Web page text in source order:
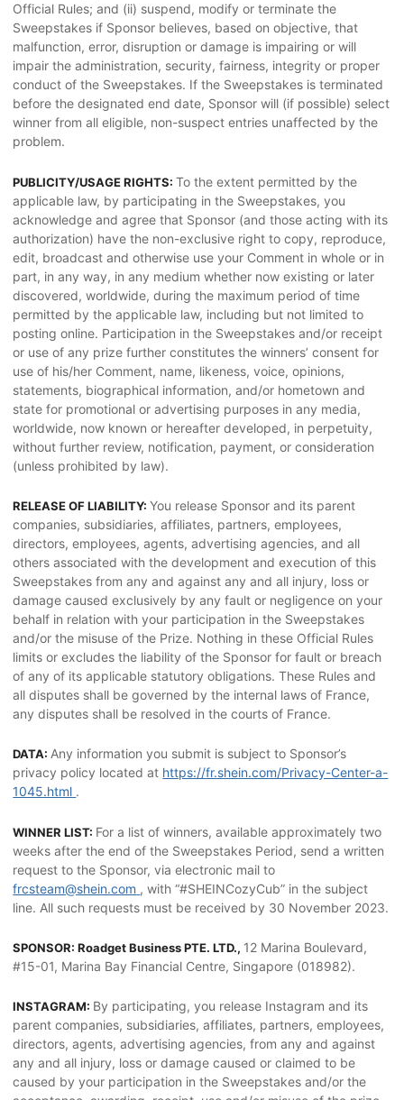
Official Rules; and (ii) suspend, modify or terminate the
Sweepstakes if Sponsor believes, based on objective, that
malfunction, error, disruption or damage is impairing or will
impair the administration, security, fairness, integrity or proper
conduct of the Sweepstakes. If the Sweepstakes is terminated
before the designated end date, Sponsor will (if possible) select
winner from all eligible, non-suspect entries unaffected by the
problem.
PUBLICITY/USAGE RIGHTS:To the extent permitted by the
applicable law, by participating in the Sweepstakes, you
acknowledge and agree that Sponsor (and those acting with its
authorization) have the non-exclusive right to copy, reproduce,
edit, broadcast and otherwise use your Comment in whole or in
part, in any way, in any medium whether now existing or later
discovered, worldwide, during the maximum period of time
permitted by the applicable law, including but not limited to
posting online. Participation in the Sweepstakes and/or receipt
or use of any prize further constitutes the winners’ consent for
use of his/her Comment, name, likeness, voice, opinions,
statements, biographical information, and/or hometown and
state for promotional or advertising purposes in any media,
worldwide, now known or hereafter developed, in perpetuity,
without further review, notification, payment, or consideration
(unless prohibited by law).
RELEASE OF LIABILITY:You release Sponsor and its parent
companies, subsidiaries, affiliates, partners, employees,
directors, employees, agents, advertising agencies, and all
others associated with the development and execution of this
Sweepstakes from any and against any and all injury, loss or
damage caused exclusively by any fault or negligence on your
behalf in relation with your participation in the Sweepstakes
and/or the misuse of the Prize. Nothing in these Official Rules
limits or excludes the liability of the Sponsor for fault or breach
of any of its applicable statutory obligations. These Rules and
all disputes shall be governed by the internal laws of France,
any disputes shall be resolved in the courts of France.
DATA:Any information you submit is subject to Sponsor’s
privacy policy located at https://fr.shein.com/Privacy-Center-a-
1045.html .
WINNER LIST: For a list of winners, available approximately two
weeks after the end of the Sweepstakes Period, send a written
request to the Sponsor, via electronic mail to
frcsteam@shein.com , with “#SHEINCozyCub” in the subject
line. All such requests must be received by 30 November 2023.
SPONSOR: Roadget Business PTE. LTD., 12 Marina Boulevard,
#15-01, Marina Bay Financial Centre, Singapore (018982).
INSTAGRAM: By participating, you release Instagram and its
parent companies, subsidiaries, affiliates, partners, employees,
directors, agents, advertising agencies, from any and against
any and all injury, loss or damage caused or claimed to be
caused by your participation in the Sweepstakes and/or the